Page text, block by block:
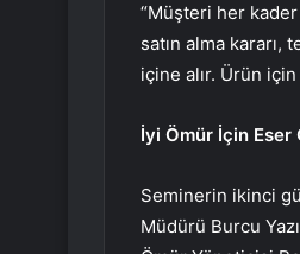
“Müşteri her
satın alma kararı,
içine alır. Ürün için
İyi Ömür İçin Eser
Seminerin ikinci
Müdürü Burcu